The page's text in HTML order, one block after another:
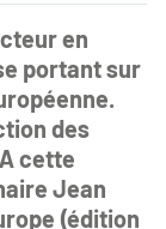
en
portant sur
des
cette
Jean
(édition